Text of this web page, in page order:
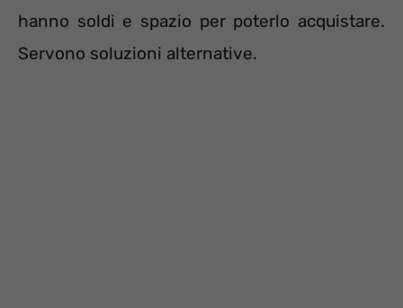
hanno soldi e spazio per poterlo acquistare.
Servono soluzioni alternative.